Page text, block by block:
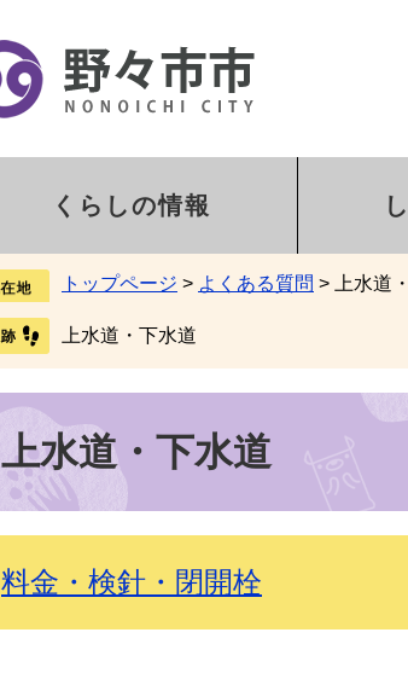
くらしの情報
トップページ > よくある質問 > 上水道
上水道・下水道
上水道・下水道
料金・検針・閉開栓